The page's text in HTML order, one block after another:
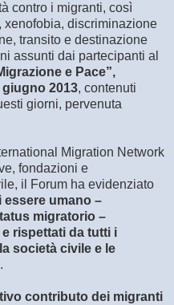
contro i migranti, così
xenofobia, discriminazione
transito e destinazione
assunti dai partecipanti al
e Pace”,
giugno 2013, contenuti
giorni, pervenuta
Migration Network
fondazioni e
il Forum ha evidenziato
umano –
migratorio –
rispettati da tutti i
società civile e le
contributo dei migranti